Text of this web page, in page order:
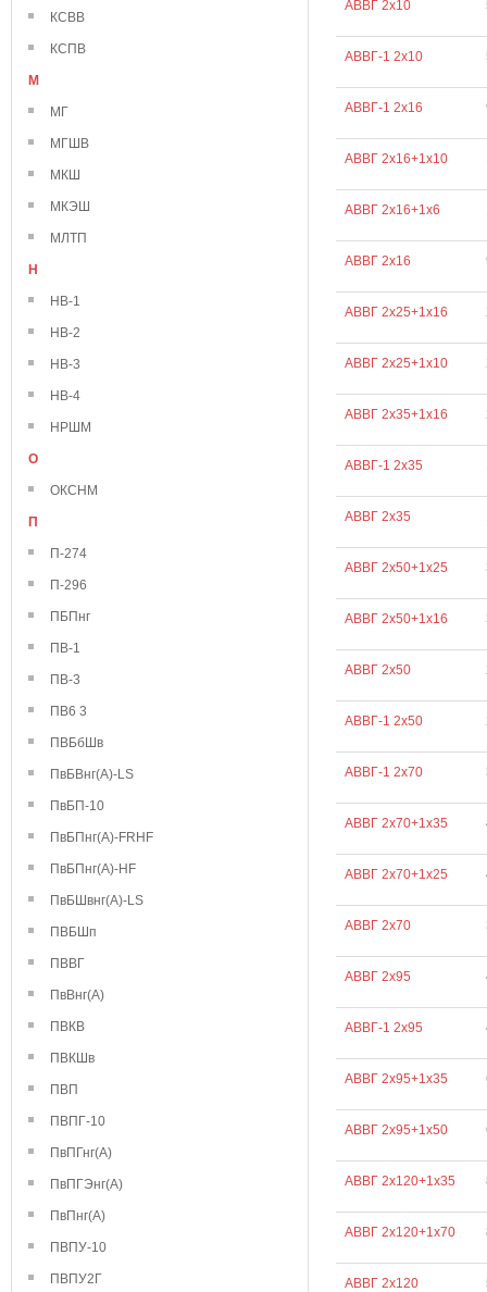
КСВВ
КСПВ
М
МГ
МГШВ
МКШ
МКЭШ
МЛТП
Н
НВ-1
НВ-2
НВ-3
НВ-4
НРШМ
О
ОКСНМ
П
П-274
П-296
ПБПнг
ПВ-1
ПВ-3
ПВ6 3
ПВБбШв
ПвБВнг(А)-LS
ПвБП-10
ПвБПнг(А)-FRHF
ПвБПнг(А)-HF
ПвБШвнг(А)-LS
ПВБШп
ПВВГ
ПвВнг(А)
ПВКВ
ПВКШв
ПВП
ПВПГ-10
ПвПГнг(А)
ПвПГЭнг(А)
ПвПнг(А)
ПВПУ-10
ПВПУ2Г
АВВГ 2х10
АВВГ-1 2х10
АВВГ-1 2х16
АВВГ 2х16+1х10
АВВГ 2х16+1х6
АВВГ 2х16
АВВГ 2х25+1х16
АВВГ 2х25+1х10
АВВГ 2х35+1х16
АВВГ-1 2х35
АВВГ 2х35
АВВГ 2х50+1х25
АВВГ 2х50+1х16
АВВГ 2х50
АВВГ-1 2х50
АВВГ-1 2х70
АВВГ 2х70+1х35
АВВГ 2х70+1х25
АВВГ 2х70
АВВГ 2х95
АВВГ-1 2х95
АВВГ 2х95+1х35
АВВГ 2х95+1х50
АВВГ 2х120+1х35
АВВГ 2х120+1х70
АВВГ 2х120